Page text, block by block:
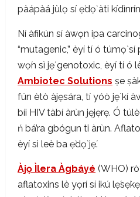
pàápàá jùlọ sí ẹ̀dọ̀ àti
Ní àfikún sí àwọn ipa
“mutagenic,” èyí tí ó túmọ̀
wọ́n sì jẹ́ genotoxic, èyí tí ó
Ambiotec Solutions ṣe
fún ètò àjẹsára, tí yóò jẹ́ kí
bíi HIV tàbí àrùn jẹjẹrẹ. Ó
ń bá’ra gbógun ti àrùn.
èyí sì leè ba ẹ̀dọ̀ jẹ́.
Àjọ Ìlera Àgbáyé (WHO)
aflatoxins lè yọrí sí ikú